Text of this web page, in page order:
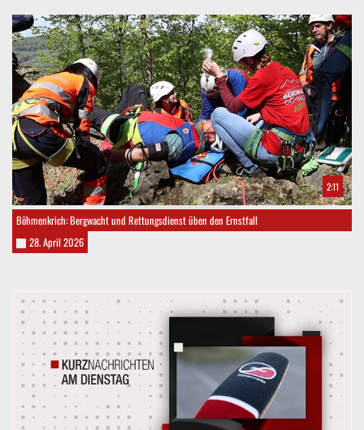
2:11
Böhmenkrich: Bergwacht und Rettungsdienst üben den Ernstfall
28. April 2026